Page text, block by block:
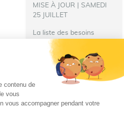
MISE À JOUR | SAMEDI
25 JUILLET
La liste des besoins
s’allonge !
besoin de nourriture pour
les repas des pompiers
hébergés à Talence.
N’hésitez pas à donner : ️
Ville de Talence